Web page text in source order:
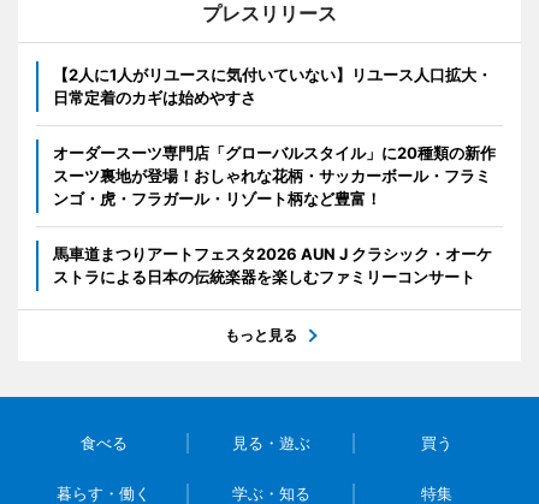
プレスリリース
【2人に1人がリユースに気付いていない】リユース人口拡大・
日常定着のカギは始めやすさ
オーダースーツ専門店「グローバルスタイル」に20種類の新作
スーツ裏地が登場！おしゃれな花柄・サッカーボール・フラミ
ンゴ・虎・フラガール・リゾート柄など豊富！
馬車道まつりアートフェスタ2026 AUN J クラシック・オーケ
ストラによる日本の伝統楽器を楽しむファミリーコンサート
もっと見る
食べる 見る・遊ぶ 買う
暮らす・働く 学ぶ・知る 特集